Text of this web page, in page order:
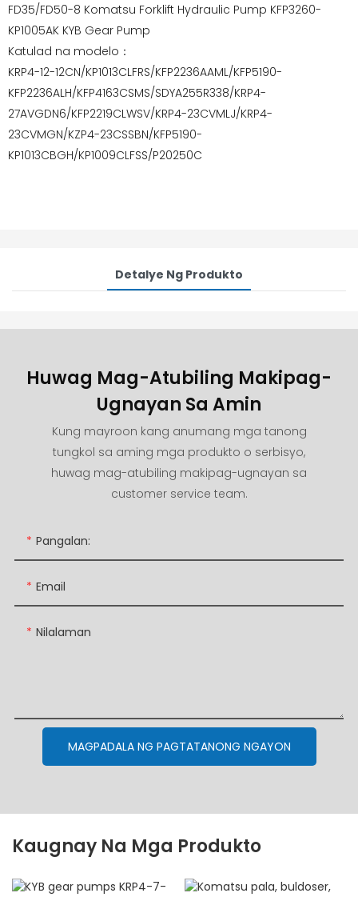
FD35/FD50-8 Komatsu Forklift Hydraulic Pump KFP3260-
KP1005AK KYB Gear Pump
Katulad na modelo：
KRP4-12-12CN/KP1013CLFRS/KFP2236AAML/KFP5190-
KFP2236ALH/KFP4163CSMS/SDYA255R338/KRP4-
27AVGDN6/KFP2219CLWSV/KRP4-23CVMLJ/KRP4-
23CVMGN/KZP4-23CSSBN/KFP5190-
KP1013CBGH/KP1009CLFSS/P20250C
Detalye Ng Produkto
Huwag Mag-Atubiling Makipag-
Ugnayan Sa Amin
Kung mayroon kang anumang mga tanong
tungkol sa aming mga produkto o serbisyo,
huwag mag-atubiling makipag-ugnayan sa
customer service team.
Pangalan:
Email
Nilalaman
MAGPADALA NG PAGTATANONG NGAYON
Kaugnay Na Mga Produkto